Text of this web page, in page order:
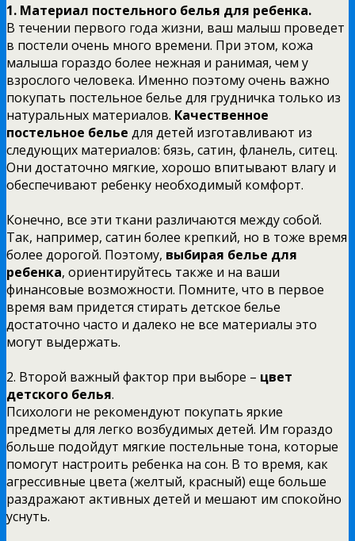
1. Материал постельного белья для ребенка.
В течении первого года жизни, ваш малыш проведет
в постели очень много времени. При этом, кожа
малыша гораздо более нежная и ранимая, чем у
взрослого человека. Именно поэтому очень важно
покупать постельное белье для грудничка только из
натуральных материалов. Качественное
постельное белье для детей изготавливают из
следующих материалов: бязь, сатин, фланель, ситец.
Они достаточно мягкие, хорошо впитывают влагу и
обеспечивают ребенку необходимый комфорт.
Конечно, все эти ткани различаются между собой.
Так, например, сатин более крепкий, но в тоже время
более дорогой. Поэтому, выбирая белье для
ребенка, ориентируйтесь также и на ваши
финансовые возможности. Помните, что в первое
время вам придется стирать детское белье
достаточно часто и далеко не все материалы это
могут выдержать.
2. Второй важный фактор при выборе – цвет
детского белья.
Психологи не рекомендуют покупать яркие
предметы для легко возбудимых детей. Им гораздо
больше подойдут мягкие постельные тона, которые
помогут настроить ребенка на сон. В то время, как
агрессивные цвета (желтый, красный) еще больше
раздражают активных детей и мешают им спокойно
уснуть.